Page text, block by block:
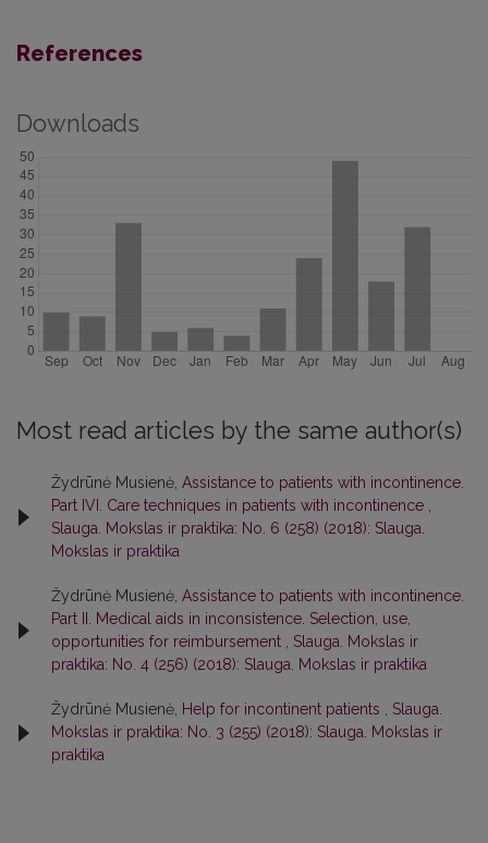
References
Downloads
Most read articles by the same author(s)
Žydrūnė Musienė, Assistance to patients with incontinence.
Part IVI. Care techniques in patients with incontinence ,
Slauga. Mokslas ir praktika: No. 6 (258) (2018): Slauga.
Mokslas ir praktika
Žydrūnė Musienė, Assistance to patients with incontinence.
Part II. Medical aids in inconsistence. Selection, use,
opportunities for reimbursement , Slauga. Mokslas ir
praktika: No. 4 (256) (2018): Slauga. Mokslas ir praktika
Žydrūnė Musienė, Help for incontinent patients , Slauga.
Mokslas ir praktika: No. 3 (255) (2018): Slauga. Mokslas ir
praktika